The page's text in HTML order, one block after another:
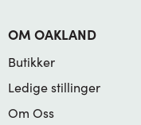
OM OAKLAND
Butikker
Ledige stillinger
Om Oss